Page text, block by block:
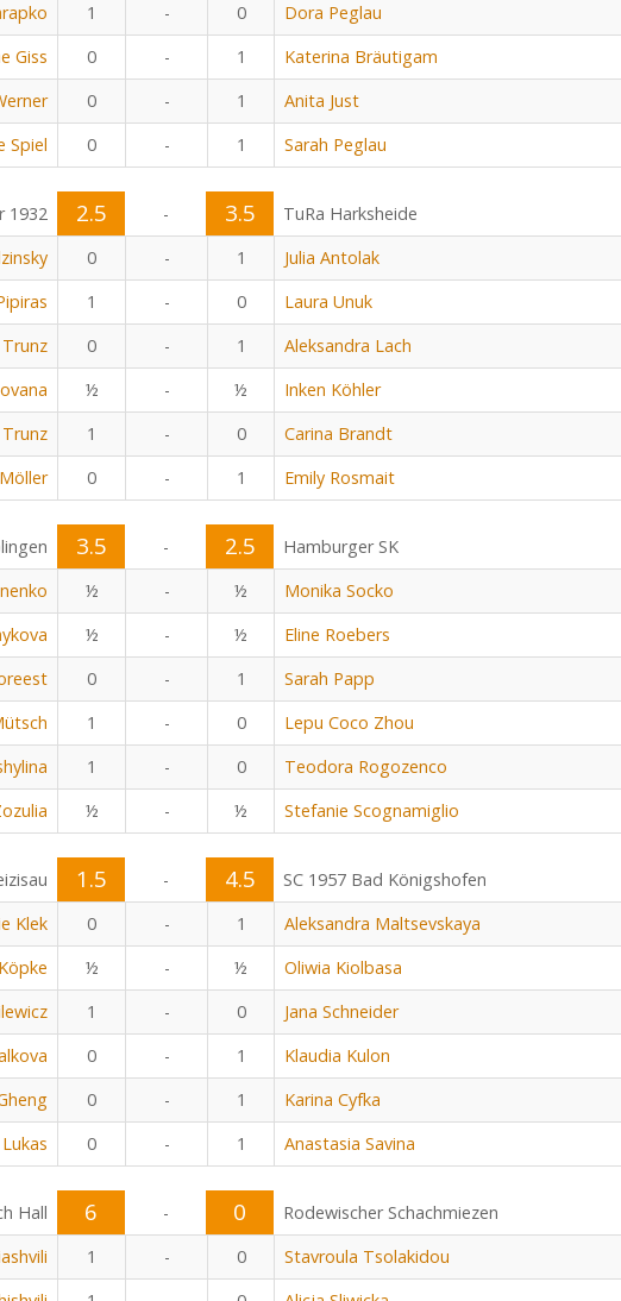
1 - 0 Dora Peglau
Giss 0 - 1 Katerina Bräutigam
0 - 1 Anita Just
Spiel 0 - 1 Sarah Peglau
1932 2.5 - 3.5
TuRa Harksheide
0 - 1 Julia Antolak
1 - 0 Laura Unuk
0 - 1 Aleksandra Lach
½ - ½ Inken Köhler
Trunz 1 - 0 Carina Brandt
0 - 1 Emily Rosmait
3.5 - 2.5
Hamburger SK
½ - ½ Monika Socko
½ - ½ Eline Roebers
0 - 1 Sarah Papp
1 - 0 Lepu Coco Zhou
1 - 0 Teodora Rogozenco
½ - ½ Stefanie Scognamiglio
1.5 - 4.5
SC 1957 Bad Königshofen
Klek 0 - 1 Aleksandra Maltsevskaya
½ - ½ Oliwia Kiolbasa
1 - 0 Jana Schneider
0 - 1 Klaudia Kulon
0 - 1 Karina Cyfka
0 - 1 Anastasia Savina
Hall 6 - 0
Rodewischer Schachmiezen
1 - 0 Stavroula Tsolakidou